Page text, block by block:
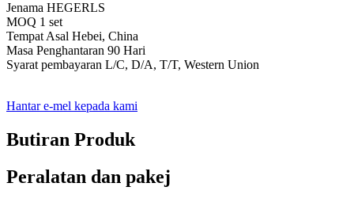
Jenama HEGERLS
MOQ 1 set
Tempat Asal Hebei, China
Masa Penghantaran 90 Hari
Syarat pembayaran L/C, D/A, T/T, Western Union
Hantar e-mel kepada kami
Butiran Produk
Peralatan dan pakej